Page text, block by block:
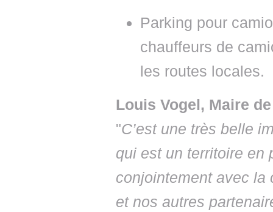
Parking pour
chauffeurs de
les routes locales.
Louis Vogel, Maire
"C’est une très belle
qui est un territoire en
conjointement avec la
et nos autres